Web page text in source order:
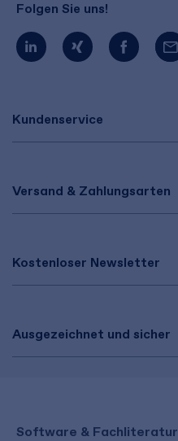
Kundenservice
Versand & Zahlungsarten
Kostenloser Newsletter
Ausgezeichnet und sicher
Folgen Sie uns!
Software & Fachliteratur